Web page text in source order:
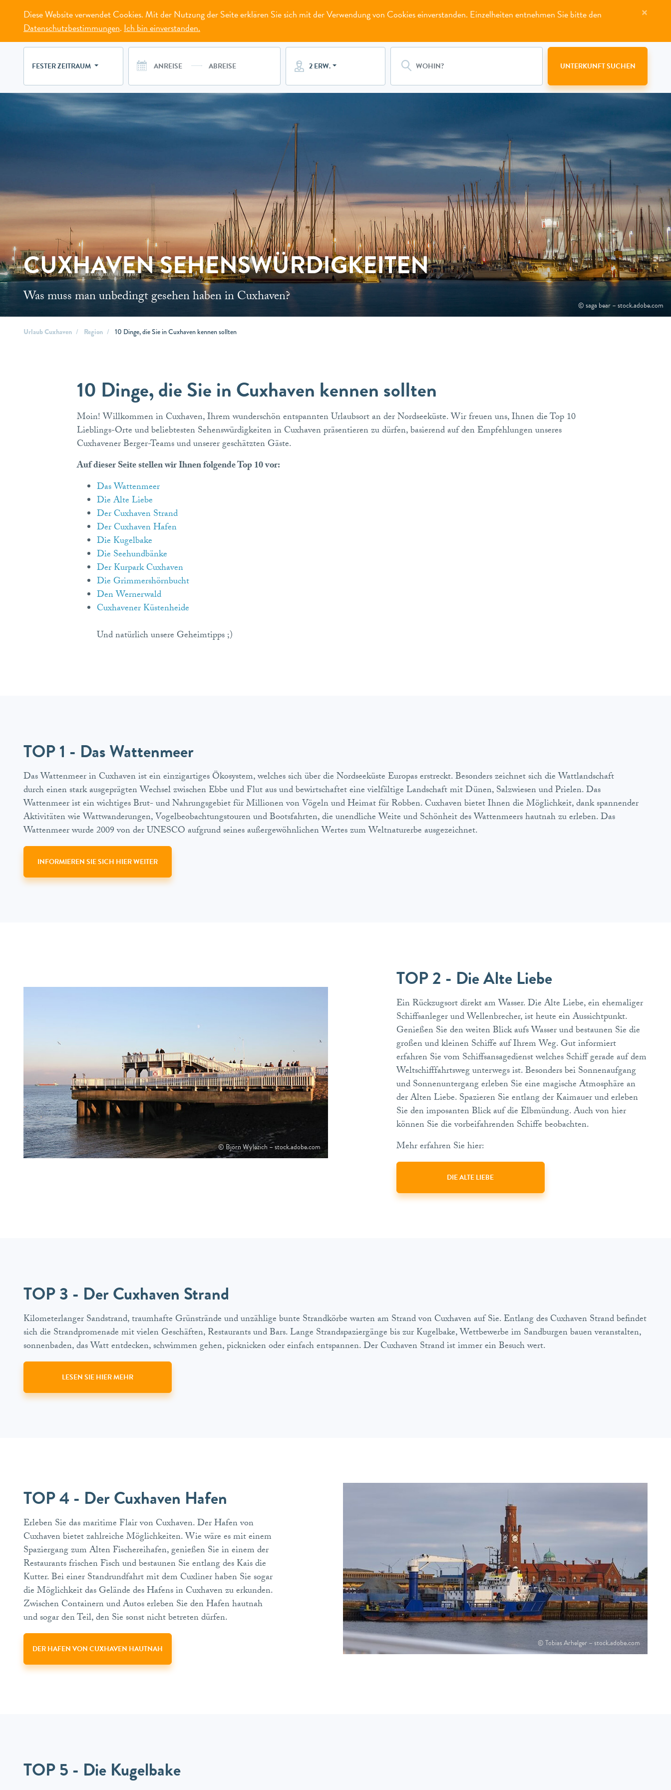
MENÜ MERKLISTE (0) FÜR EIGENTÜMER
FESTER ZEITRAUM 2 ERW. UNTERKUNFT SUCHEN
© saga bear – stock.adobe.com
CUXHAVEN SEHENSWÜRDIGKEITEN
Was muss man unbedingt gesehen haben in Cuxhaven?
Urlaub Cuxhaven Region 10 Dinge, die Sie in Cuxhaven kennen sollten
10 Dinge, die Sie in Cuxhaven kennen sollten
Moin! Willkommen in Cuxhaven, Ihrem wunderschön entspannten Urlaubsort an der Nordseeküste. Wir freuen uns, Ihnen die Top 10
Lieblings-Orte und beliebtesten Sehenswürdigkeiten in Cuxhaven präsentieren zu dürfen, basierend auf den Empfehlungen unseres
Cuxhavener Berger-Teams und unserer geschätzten Gäste.
Auf dieser Seite stellen wir Ihnen folgende Top 10 vor:
Das Wattenmeer
Die Alte Liebe
Der Cuxhaven Strand
Der Cuxhaven Hafen
Die Kugelbake
Die Seehundbänke
Der Kurpark Cuxhaven
Die Grimmershörnbucht
Den Wernerwald
Cuxhavener Küstenheide
Und natürlich unsere Geheimtipps ;)
TOP 1 - Das Wattenmeer
Das Wattenmeer in Cuxhaven ist ein einzigartiges Ökosystem, welches sich über die Nordseeküste Europas erstreckt. Besonders zeichnet sich die Wattlandschaft
durch einen stark ausgeprägten Wechsel zwischen Ebbe und Flut aus und bewirtschaftet eine vielfältige Landschaft mit Dünen, Salzwiesen und Prielen. Das
Wattenmeer ist ein wichtiges Brut- und Nahrungsgebiet für Millionen von Vögeln und Heimat für Robben. Cuxhaven bietet Ihnen die Möglichkeit, dank spannender
Aktivitäten wie Wattwanderungen, Vogelbeobachtungstouren und Bootsfahrten, die unendliche Weite und Schönheit des Wattenmeers hautnah zu erleben. Das
Wattenmeer wurde 2009 von der UNESCO aufgrund seines außergewöhnlichen Wertes zum Weltnaturerbe ausgezeichnet.
INFORMIEREN SIE SICH HIER WEITER
TOP 2 - Die Alte Liebe
Ein Rückzugsort direkt am Wasser. Die Alte Liebe, ein ehemaliger
Schiffsanleger und Wellenbrecher, ist heute ein Aussichtpunkt.
Genießen Sie den weiten Blick aufs Wasser und bestaunen Sie die
großen und kleinen Schiffe auf Ihrem Weg. Gut informiert
erfahren Sie vom Schiffsansagedienst welches Schiff gerade auf dem
Weltschifffahrtsweg unterwegs ist. Besonders bei Sonnenaufgang
und Sonnenuntergang erleben Sie eine magische Atmosphäre an
der Alten Liebe. Spazieren Sie entlang der Kaimauer und erleben
Sie den imposanten Blick auf die Elbmündung. Auch von hier
können Sie die vorbeifahrenden Schiffe beobachten.
Mehr erfahren Sie hier:
DIE ALTE LIEBE
© Björn Wylezich – stock.adobe.com
TOP 3 - Der Cuxhaven Strand
Kilometerlanger Sandstrand, traumhafte Grünstrände und unzählige bunte Strandkörbe warten am Strand von Cuxhaven auf Sie. Entlang des Cuxhaven Strand befindet
sich die Strandpromenade mit vielen Geschäften, Restaurants und Bars. Lange Strandspaziergänge bis zur Kugelbake, Wettbewerbe im Sandburgen bauen veranstalten,
sonnenbaden, das Watt entdecken, schwimmen gehen, picknicken oder einfach entspannen. Der Cuxhaven Strand ist immer ein Besuch wert.
LESEN SIE HIER MEHR
TOP 4 - Der Cuxhaven Hafen
Erleben Sie das maritime Flair von Cuxhaven. Der Hafen von
Cuxhaven bietet zahlreiche Möglichkeiten. Wie wäre es mit einem
Spaziergang zum Alten Fischereihafen, genießen Sie in einem der
Restaurants frischen Fisch und bestaunen Sie entlang des Kais die
Kutter. Bei einer Standrundfahrt mit dem Cuxliner haben Sie sogar
die Möglichkeit das Gelände des Hafens in Cuxhaven zu erkunden.
Zwischen Containern und Autos erleben Sie den Hafen hautnah
und sogar den Teil, den Sie sonst nicht betreten dürfen.
DER HAFEN VON CUXHAVEN HAUTNAH
© Tobias Arhelger – stock.adobe.com
TOP 5 - Die Kugelbake
×
Diese Website verwendet Cookies. Mit der Nutzung der Seite erklären Sie sich mit der Verwendung von Cookies einverstanden. Einzelheiten entnehmen Sie bitte den
Datenschutzbestimmungen. Ich bin einverstanden.